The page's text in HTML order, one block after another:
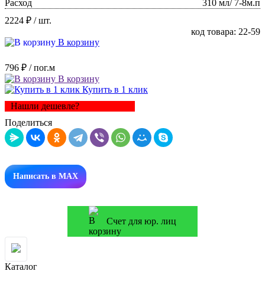
Расход
310 мл/ 7-8м.п
2224 ₽ / шт.
код товара: 22-59
В корзину
796 ₽ / пог.м
В корзину
Купить в 1 клик
Нашли дешевле?
Поделиться
Написать в MAX
Счет для юр. лиц
Каталог